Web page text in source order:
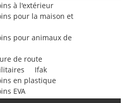
à l'extérieur
pour la maison et
pour animaux de
de route
Ifak
en plastique
EVA